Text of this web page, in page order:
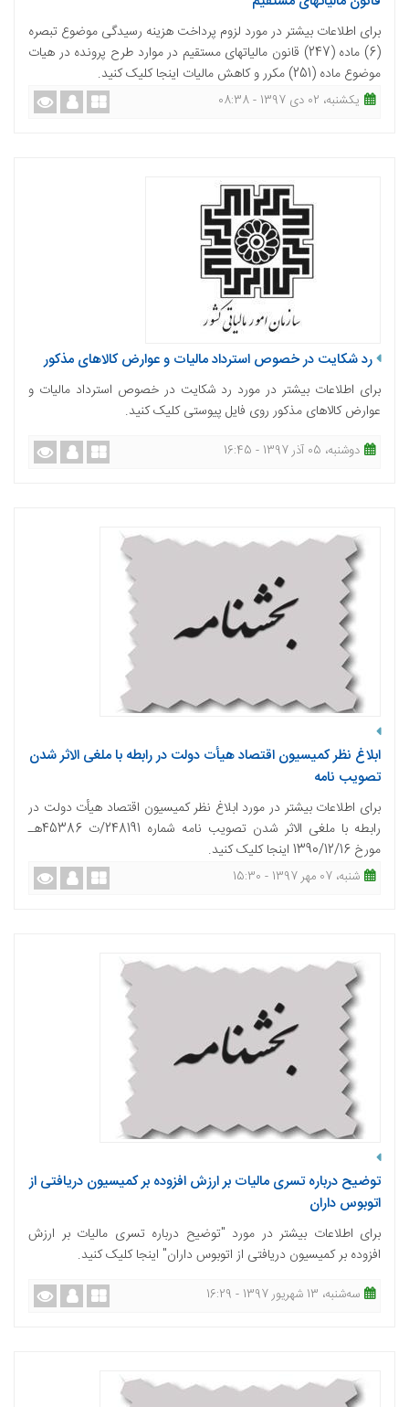
برای اطلاعات بیشتر در مورد لزوم پرداخت هزینه رسیدگی موضوع تبصره
(6) ماده (247) قانون مالیاتهای مستقیم در موارد طرح پرونده در هیات
موضوع ماده (251) مکرر و کاهش مالیات اینجا کلیک کنید.
یکشنبه، 02 دی 1397 - 08:38
رد شکایت در خصوص استرداد مالیات و عوارض کالاهای مذکور
برای اطلاعات بیشتر در مورد رد شکایت در خصوص استرداد مالیات و
عوارض کالاهای مذکور روی فایل پیوستی کلیک کنید.
دوشنبه، 05 آذر 1397 - 16:45
ابلاغ نظر کمیسیون اقتصاد هیأت دولت در رابطه با ملغی الاثر شدن
تصویب نامه
برای اطلاعات بیشتر در مورد ابلاغ نظر کمیسیون اقتصاد هیأت دولت در
رابطه با ملغی الاثر شدن تصویب نامه شماره 248191/ت 45386هـ
مورخ 1390/12/16 اینجا کلیک کنید.
شنبه، 07 مهر 1397 - 15:30
توضیح درباره تسری مالیات بر ارزش افزوده بر کمیسیون دریافتی از
اتوبوس داران
برای اطلاعات بیشتر در مورد "توضیح درباره تسری مالیات بر ارزش
افزوده بر کمیسیون دریافتی از اتوبوس داران" اینجا کلیک کنید.
ﺳﻪشنبه، 13 شهریور 1397 - 16:29